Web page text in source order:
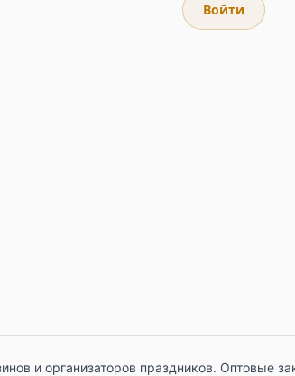
Войти
и организаторов праздников. Оптовые